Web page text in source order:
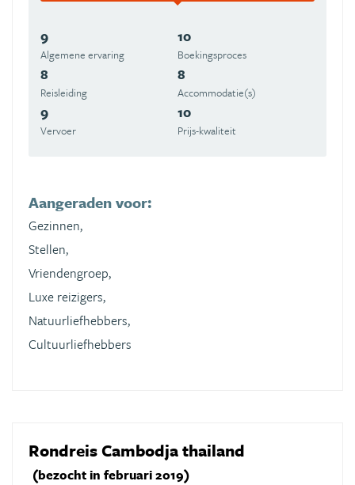
9
Algemene ervaring
10
Boekingsproces
8
Reisleiding
8
Accommodatie(s)
9
Vervoer
10
Prijs-kwaliteit
Aangeraden voor:
Gezinnen,
Stellen,
Vriendengroep,
Luxe reizigers,
Natuurliefhebbers,
Cultuurliefhebbers
Rondreis Cambodja thailand
(bezocht in februari 2019)